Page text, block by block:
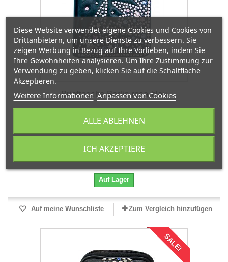
Brieftasche Berlin rosa-blau
69,99 €
In den Warenkorb
Auf Lager
Auf meine Wunschliste Zum Vergleich hinzufügen
SALE!
Diese Website verwendet eigene Cookies und Cookies von
Drittanbietern, um unsere Dienste zu verbessern. Sie
zeigen Werbung in Bezug auf Ihre Vorlieben, indem Sie
Ihre Gewohnheiten analysieren. Um Ihre Zustimmung zur
Verwendung zu geben, klicken Sie auf die Schaltfläche
Akzeptieren.
Weitere Informationen Anpassen von Cookies
ALLE ABLEHNEN
ICH AKZEPTIERE